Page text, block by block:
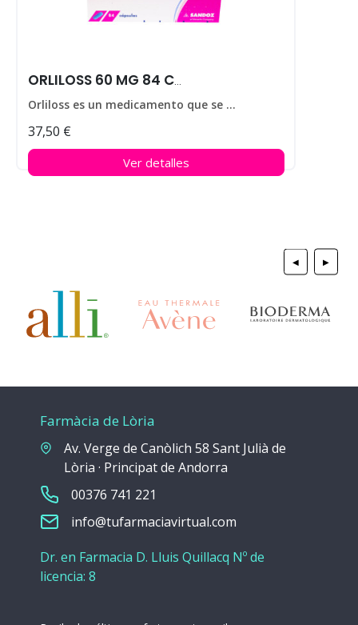
ORLILOSS 60 MG 84 CAPS
Orliloss es un medicamento que se utiliza para ayudar a perder peso en personas que padecen obesidad.
37,50 €
Ver detalles
◀ ▶
Farmàcia de Lòria
Av. Verge de Canòlich 58 Sant Julià de
Lòria · Principat de Andorra
00376 741 221
info@tufarmaciavirtual.com
Dr. en Farmacia D. Lluis Quillacq Nº de
licencia: 8